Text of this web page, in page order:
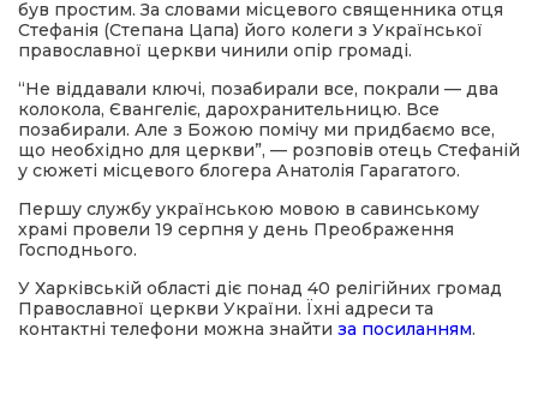
був простим. За словами місцевого священника отця
Стефанія (Степана Цапа) його колеги з Української
православної церкви чинили опір громаді.
“Не віддавали ключі, позабирали все, покрали — два
колокола, Євангеліє, дарохранительницю. Все
позабирали. Але з Божою помічу ми придбаємо все,
що необхідно для церкви”, — розповів отець Стефаній
у сюжеті місцевого блогера Анатолія Гарагатого.
Першу службу українською мовою в савинському
храмі провели 19 серпня у день Преображення
Господнього.
У Харківській області діє понад 40 релігійних громад
Православної церкви України. Їхні адреси та
контактні телефони можна знайти за посиланням.